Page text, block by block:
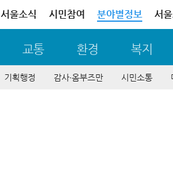
서울소식 시민참여 분야별정보 서
교통 환경 복지
기획행정 감사∙옴부즈만 시민소통